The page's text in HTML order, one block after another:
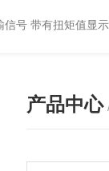
信号 带有扭矩值显
产品中心